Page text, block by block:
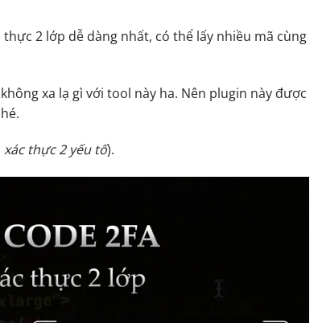
2 lớp dễ dàng nhất, có thể lấy nhiều mã cùng
xa lạ gì với tool này ha. Nên plugin này được
xác thực 2 yếu tố).